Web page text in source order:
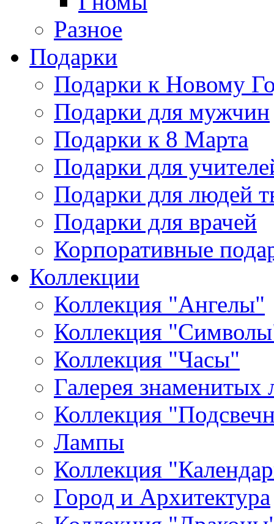
Разное
Подарки
Подарки к Новому
Подарки для мужчин
Подарки к 8 Марта
Подарки для
Подарки для людей
Подарки для врачей
Корпоративные
Коллекции
Коллекция "Ангелы"
Коллекция
Коллекция "Часы"
Галерея знаменитых
Коллекция
Лампы
Коллекция
Город и Архитектура